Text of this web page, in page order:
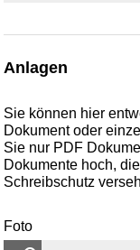
Anlagen
Sie können hier
Dokument oder
Sie nur PDF
Dokumente hoch,
Schreibschutz
Foto